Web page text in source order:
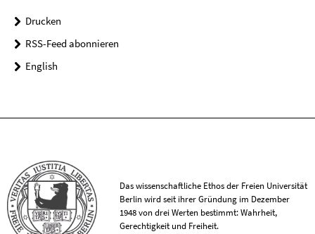
Drucken
RSS-Feed abonnieren
English
Das wissenschaftliche Ethos der Freien Universität
Berlin wird seit ihrer Gründung im Dezember
1948 von drei Werten bestimmt: Wahrheit,
Gerechtigkeit und Freiheit.